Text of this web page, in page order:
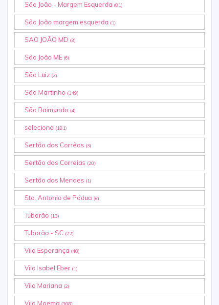
São João - Margem Esquerda (81)
São João margem esquerda (1)
SAO JOÃO MD (3)
São João ME (6)
São Luiz (2)
São Martinho (149)
São Raimundo (4)
selecione (181)
Sertão dos Corrêas (3)
Sertão dos Correias (20)
Sertão dos Mendes (1)
Sto. Antonio de Pádua (8)
Tubarão (13)
Tubarão - SC (22)
Vila Esperança (48)
Vila Isabel Eber (1)
Vila Mariana (2)
Vila Moema